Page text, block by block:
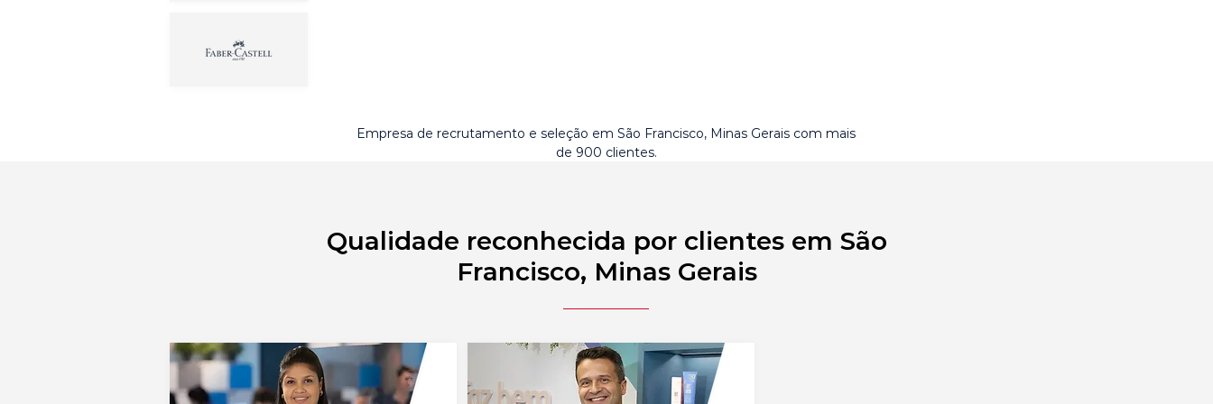
Empresa de recrutamento e seleção em São Francisco, Minas Gerais com mais
de 900 clientes.
Qualidade reconhecida por clientes em São
Francisco, Minas Gerais